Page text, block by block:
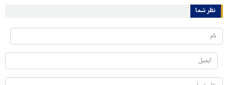
نظر شما